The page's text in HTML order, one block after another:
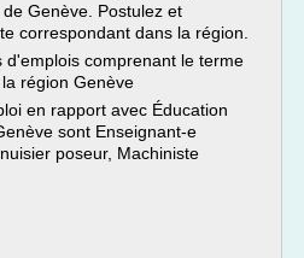
Genève. Postulez et
correspondant dans la région.
d'emplois comprenant le terme
région Genève
en rapport avec Éducation
sont Enseignant-e
poseur, Machiniste